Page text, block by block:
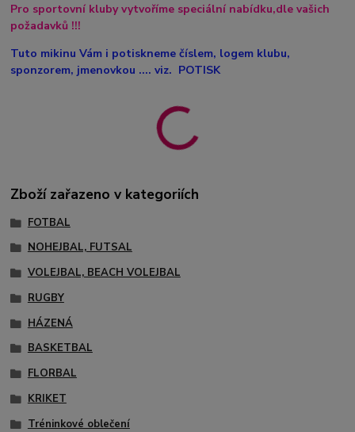
Pro sportovní kluby vytvoříme speciální nabídku,dle vašich
požadavků !!!
Tuto mikinu Vám i potiskneme číslem, logem klubu,
sponzorem, jmenovkou .... viz. POTISK
Zboží zařazeno v kategoriích
FOTBAL
NOHEJBAL, FUTSAL
VOLEJBAL, BEACH VOLEJBAL
RUGBY
HÁZENÁ
BASKETBAL
FLORBAL
KRIKET
Tréninkové oblečení